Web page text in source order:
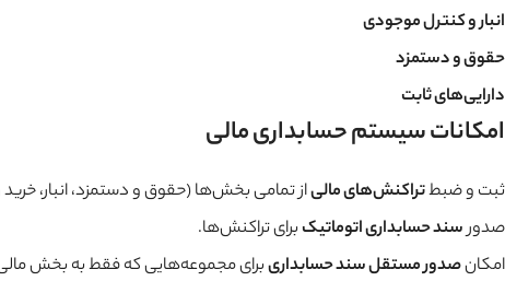
انبار و کنترل موجودی
حقوق و دستمزد
دارایی‌های ثابت
امکانات سیستم حسابداری مالی
ثبت و ضبطتراکنش‌های مالیاز تمامی بخش‌ها (حقوق و دستمزد، انبار،
صدورسند حسابداری اتوماتیکبرای تراکنش‌ها.
امکانصدور مستقل سند حسابداریبرای مجموعه‌هایی که فقط به بخش مالی